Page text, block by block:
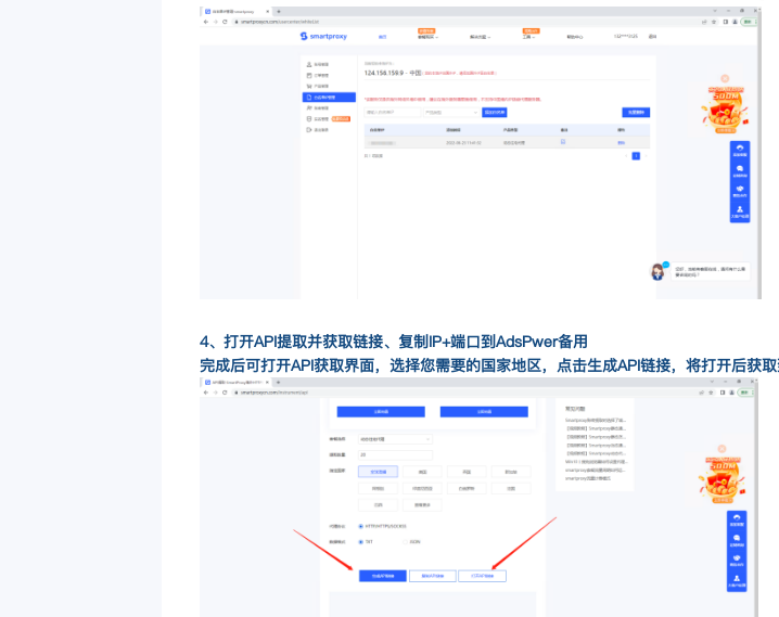
4、打开API提取并获取链接、复制IP+端口到AdsPwer备用
完成后可打开API获取界面，选择您需要的国家地区，点击生成API链接，将打开后获